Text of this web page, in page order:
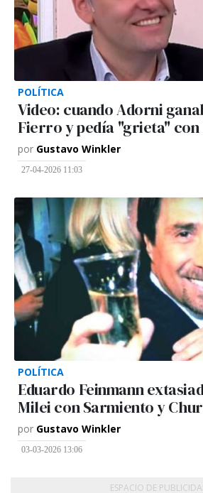
POLÍTICA
Video: cuando Adorni
Fierro y pedía "grieta"
por Gustavo Winkler
27-04-2026 11:03
POLÍTICA
Eduardo Feinmann
Milei con Sarmiento y
por Gustavo Winkler
03-03-2026 13:06